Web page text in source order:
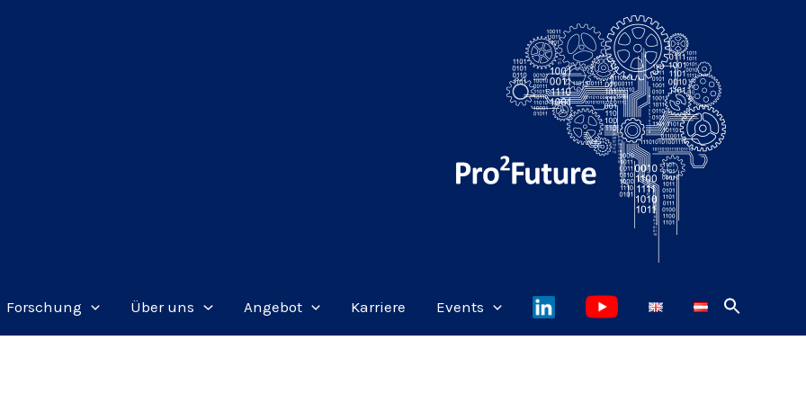
Forschung Über uns Angebot Karriere Events